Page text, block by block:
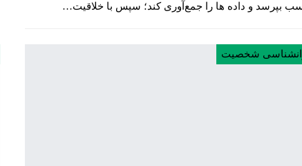
بپرسد و داده ها را جمع‌آوری کند؛ سپس با خلاقیت…
شخصیت